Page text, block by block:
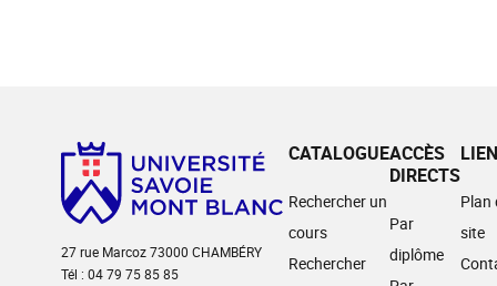
27 rue Marcoz 73000 CHAMBÉRY
Tél : 04 79 75 85 85
CATALOGUE
Rechercher un
cours
Rechercher
ACCÈS
DIRECTS
Par
diplôme
Plan
site